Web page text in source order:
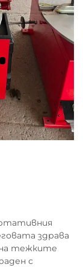
здрава
тежките
с